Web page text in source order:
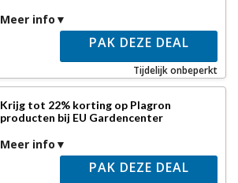
Meer info
PAK DEZE DEAL
Tijdelijk onbeperkt
Krijg tot 22% korting op Plagron
producten bij EU Gardencenter
Meer info
PAK DEZE DEAL